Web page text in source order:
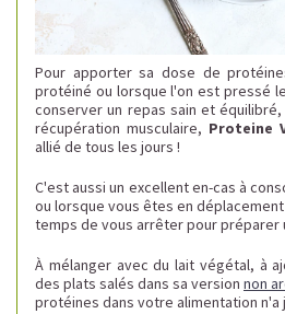
Pour apporter sa dose de
protéiné ou lorsque l'on est pressé
conserver un repas sain et
récupération musculaire, Proteine
allié de tous les jours !
C'est aussi un excellent en-cas à
ou lorsque vous êtes en
temps de vous arrêter pour préparer
À mélanger avec du lait végétal, à
des plats salés dans sa version non
protéines dans votre alimentation n'a